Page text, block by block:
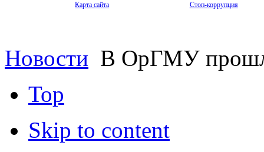
Карта сайта Стоп-коррупция
Новости В ОрГМУ
Top
Skip to content